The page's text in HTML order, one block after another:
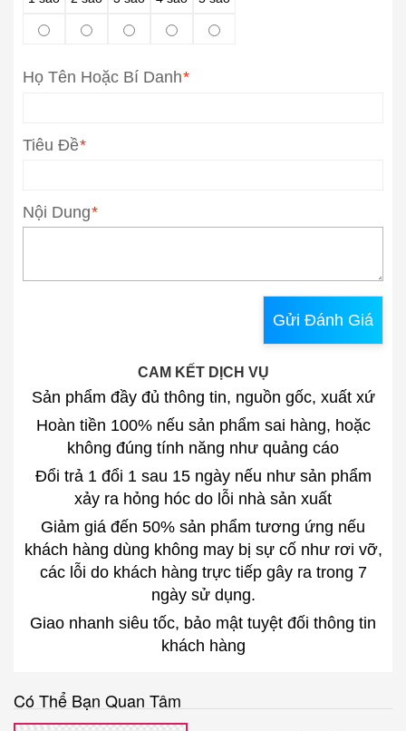
*
Họ Tên Hoặc Bí Danh
*
Tiêu Đề
*
Nội Dung
Gửi Đánh Giá
CAM KẾT DỊCH VỤ
Sản phẩm đầy đủ thông tin, nguồn gốc, xuất xứ
Hoàn tiền 100% nếu sản phẩm sai hàng, hoặc
không đúng tính năng như quảng cáo
Đổi trả 1 đổi 1 sau 15 ngày nếu như sản phẩm
xảy ra hỏng hóc do lỗi nhà sản xuất
Giảm giá đến 50% sản phẩm tương ứng nếu
khách hàng dùng không may bị sự cố như rơi vỡ,
các lỗi do khách hàng trực tiếp gây ra trong 7
ngày sử dụng.
Giao nhanh siêu tốc, bảo mật tuyệt đối thông tin
khách hàng
Có Thể Bạn Quan Tâm